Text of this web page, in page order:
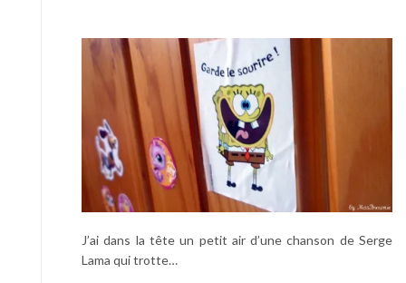
e
v
e
u
r
C
o
J’ai dans la tête un petit air d’une chanson de Serge
Lama qui trotte…